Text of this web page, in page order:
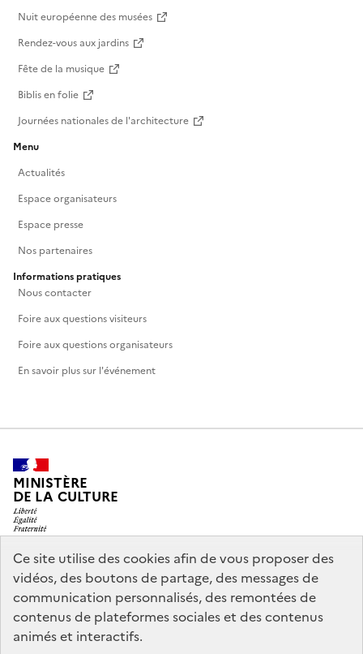
Ce site utilise des cookies afin de vous proposer des
vidéos, des boutons de partage, des messages de
communication personnalisés, des remontées de
contenus de plateformes sociales et des contenus
animés et interactifs.
Nuit européenne des musées
Rendez-vous aux jardins
Fête de la musique
Biblis en folie
Journées nationales de l'architecture
Menu
Actualités
Espace organisateurs
Espace presse
Nos partenaires
Informations pratiques
Nous contacter
Foire aux questions visiteurs
Foire aux questions organisateurs
En savoir plus sur l'événement
MINISTÈRE
DE LA CULTURE
legifrance.gouv.fr
info.gouv.fr
service-public.gouv.fr
data.gouv.fr